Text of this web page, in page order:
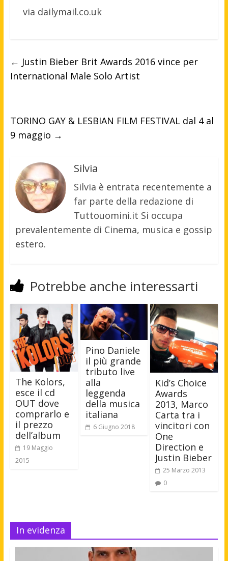
via dailymail.co.uk
← Justin Bieber Brit Awards 2016 vince per
International Male Solo Artist
TORINO GAY & LESBIAN FILM FESTIVAL dal 4 al
9 maggio →
Silvia
Silvia è entrata recentemente a
far parte della redazione di
Tuttouomini.it Si occupa
prevalentemente di Cinema, musica e gossip
estero.
Potrebbe anche interessarti
The Kolors,
esce il cd
OUT dove
comprarlo e
il prezzo
dell’album
19 Maggio
2015
Pino Daniele
il più grande
tributo live
alla
leggenda
della musica
italiana
6 Giugno 2018
Kid’s Choice
Awards
2013, Marco
Carta tra i
vincitori con
One
Direction e
Justin Bieber
25 Marzo 2013
0
In evidenza